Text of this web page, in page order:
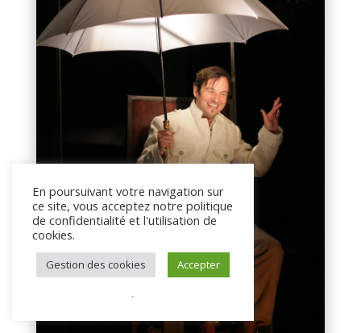
En poursuivant votre navigation sur
ce site, vous acceptez notre politique
de confidentialité et l'utilisation de
cookies.
Gestion des cookies Accepter
.